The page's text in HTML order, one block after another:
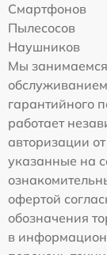
Смартфонов
Пылесосов
Наушников
Мы
гарантийного
работает
авторизации
указанные на
офертой
обозначения
в